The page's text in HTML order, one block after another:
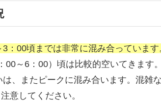
：00頃までは非常に混み合っています
00～6：00）頃は比較的空いてきます
は、またピークに混み合います。混雑
意してください。